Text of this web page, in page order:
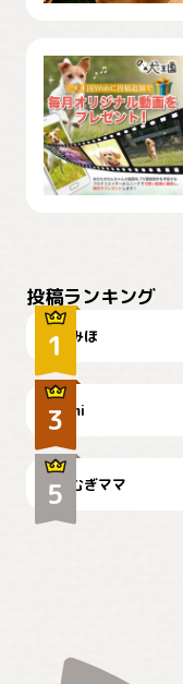
投稿ランキング
みほ
可愛い？
mi
🌻とむぎ！
むぎママ